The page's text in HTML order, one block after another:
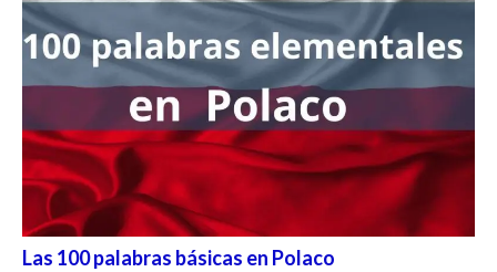
Las 100 palabras básicas en Polaco